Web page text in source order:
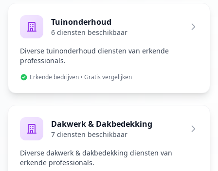
Tuinonderhoud
6 diensten beschikbaar
Diverse tuinonderhoud diensten van erkende
professionals.
Erkende bedrijven • Gratis vergelijken
Dakwerk & Dakbedekking
7 diensten beschikbaar
Diverse dakwerk & dakbedekking diensten van
erkende professionals.